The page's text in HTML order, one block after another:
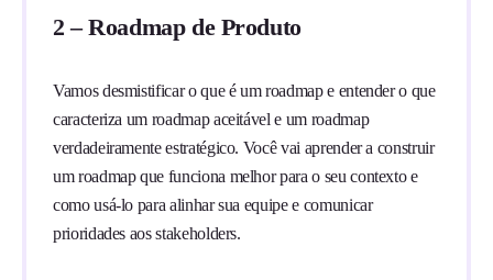
2 – Roadmap de Produto
Vamos desmistificar o que é um roadmap e entender o que
caracteriza um roadmap aceitável e um roadmap
verdadeiramente estratégico. Você vai aprender a construir
um roadmap que funciona melhor para o seu contexto e
como usá-lo para alinhar sua equipe e comunicar
prioridades aos stakeholders.